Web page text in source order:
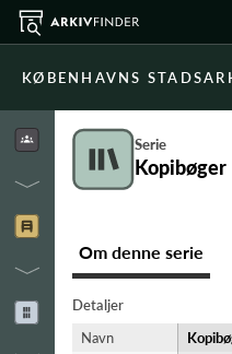
KØBENHAVNS
Serie
Kopibøger
Om denne serie
Detaljer
Navn